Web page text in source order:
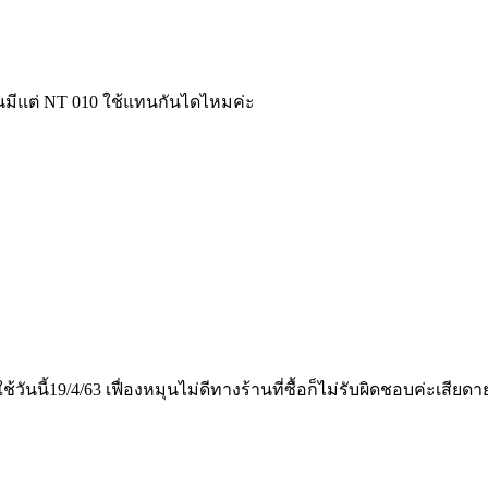
มีแต่ NT 010 ใช้แทนกันไดไหมค่ะ
นนี้19/4/63 เฟื่องหมุนไม่ดีทางร้านที่ซื้อก็ไม่รับผิดชอบค่ะเสียดา